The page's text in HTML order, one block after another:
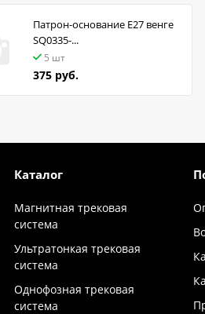
Патрон-основание Е27 венге
SQ0335-...
5 шт
375 руб.
Каталог
Магнитная трековая
система
Ультратонкая трековая
система
Однофозная трековая
система